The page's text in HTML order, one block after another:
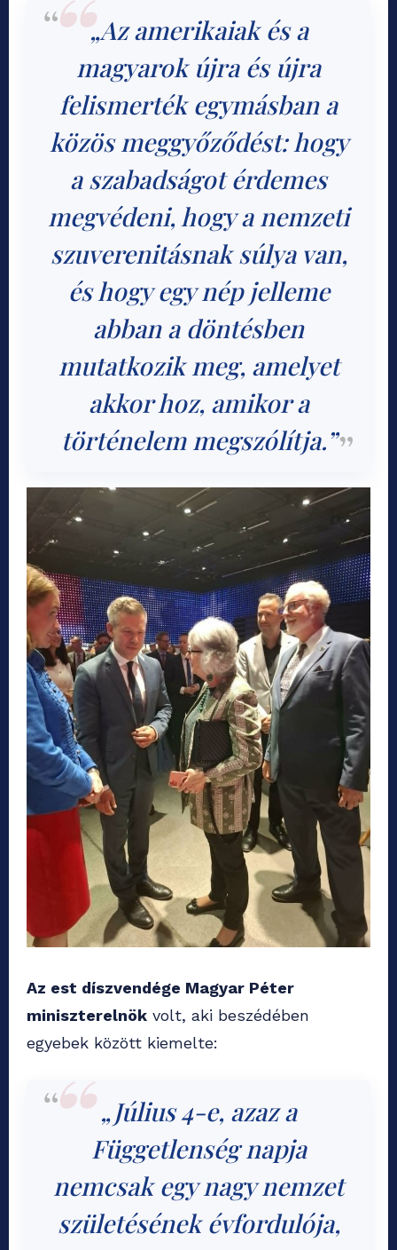
„Az amerikaiak és a
magyarok újra és újra
felismerték egymásban a
közös meggyőződést: hogy
a szabadságot érdemes
megvédeni, hogy a nemzeti
szuverenitásnak súlya van,
és hogy egy nép jelleme
abban a döntésben
mutatkozik meg, amelyet
akkor hoz, amikor a
történelem megszólítja.”
Az est díszvendége Magyar Péter
miniszterelnök volt, aki beszédében
egyebek között kiemelte:
„Július 4-e, azaz a
Függetlenség napja
nemcsak egy nagy nemzet
születésének évfordulója,